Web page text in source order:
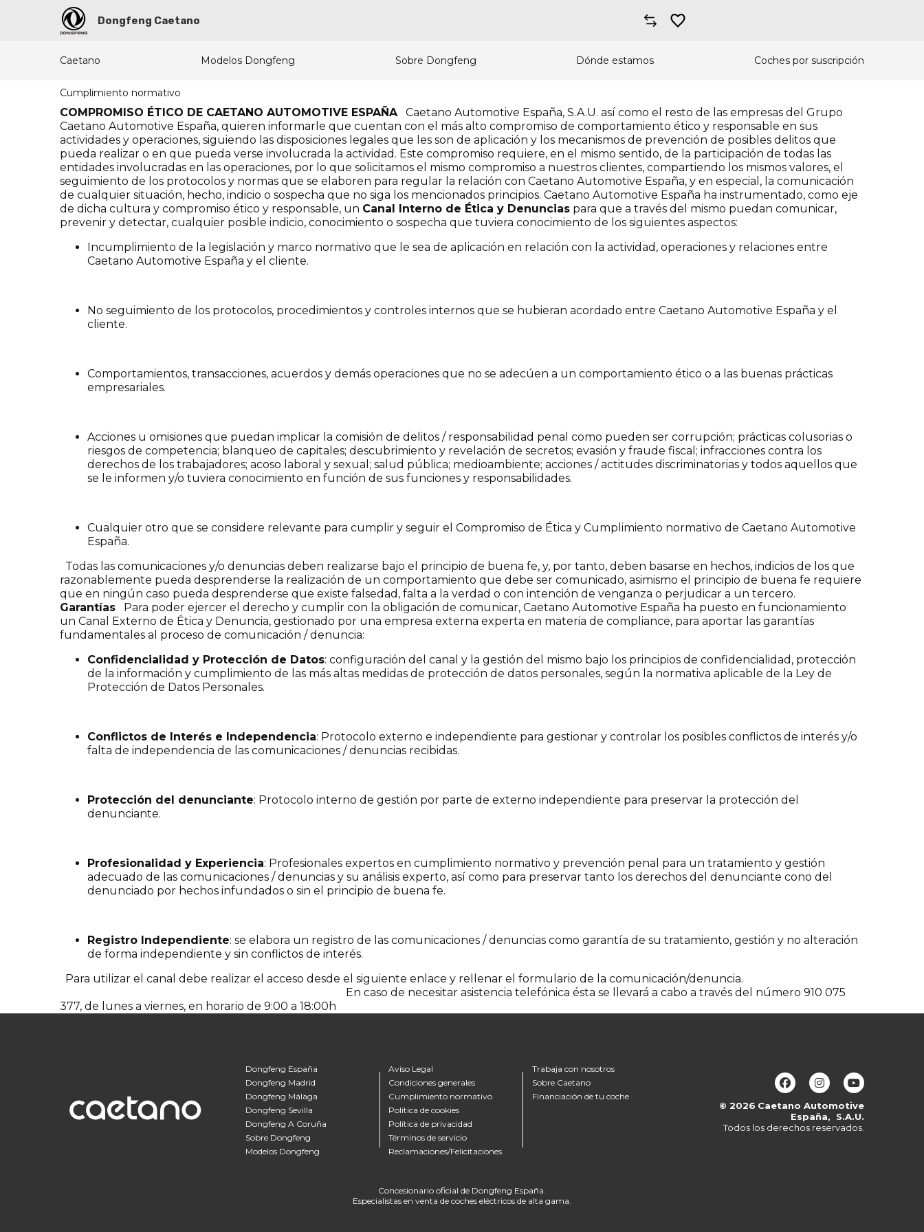
Dongfeng Caetano
Caetano Modelos Dongfeng Sobre Dongfeng Dónde estamos Coches por suscripción
Cumplimiento normativo
COMPROMISO ÉTICO DE CAETANO AUTOMOTIVE ESPAÑACaetano Automotive España, S.A.U. así como el resto de las empresas del Grupo
Caetano Automotive España, quieren informarle que cuentan con el más alto compromiso de comportamiento ético y responsable en sus
actividades y operaciones, siguiendo las disposiciones legales que les son de aplicación y los mecanismos de prevención de posibles delitos que
pueda realizar o en que pueda verse involucrada la actividad. Este compromiso requiere, en el mismo sentido, de la participación de todas las
entidades involucradas en las operaciones, por lo que solicitamos el mismo compromiso a nuestros clientes, compartiendo los mismos valores, el
seguimiento de los protocolos y normas que se elaboren para regular la relación con Caetano Automotive España, y en especial, la comunicación
de cualquier situación, hecho, indicio o sospecha que no siga los mencionados principios. Caetano Automotive España ha instrumentado, como eje
de dicha cultura y compromiso ético y responsable, un Canal Interno de Ética y Denuncias para que a través del mismo puedan comunicar,
prevenir y detectar, cualquier posible indicio, conocimiento o sospecha que tuviera conocimiento de los siguientes aspectos:
Incumplimiento de la legislación y marco normativo que le sea de aplicación en relación con la actividad, operaciones y relaciones entre
Caetano Automotive España y el cliente.
No seguimiento de los protocolos, procedimientos y controles internos que se hubieran acordado entre Caetano Automotive España y el
cliente.
Comportamientos, transacciones, acuerdos y demás operaciones que no se adecúen a un comportamiento ético o a las buenas prácticas
empresariales.
Acciones u omisiones que puedan implicar la comisión de delitos / responsabilidad penal como pueden ser corrupción; prácticas colusorias o
riesgos de competencia; blanqueo de capitales; descubrimiento y revelación de secretos; evasión y fraude fiscal; infracciones contra los
derechos de los trabajadores; acoso laboral y sexual; salud pública; medioambiente; acciones / actitudes discriminatorias y todos aquellos que
se le informen y/o tuviera conocimiento en función de sus funciones y responsabilidades.
Cualquier otro que se considere relevante para cumplir y seguir el Compromiso de Ética y Cumplimiento normativo de Caetano Automotive
España.
Todas las comunicaciones y/o denuncias deben realizarse bajo el principio de buena fe, y, por tanto, deben basarse en hechos, indicios de los que
razonablemente pueda desprenderse la realización de un comportamiento que debe ser comunicado, asimismo el principio de buena fe requiere
que en ningún caso pueda desprenderse que existe falsedad, falta a la verdad o con intención de venganza o perjudicar a un tercero.
Garantías Para poder ejercer el derecho y cumplir con la obligación de comunicar, Caetano Automotive España ha puesto en funcionamiento
un Canal Externo de Ética y Denuncia, gestionado por una empresa externa experta en materia de compliance, para aportar las garantías
fundamentales al proceso de comunicación / denuncia:
Confidencialidad y Protección de Datos: configuración del canal y la gestión del mismo bajo los principios de confidencialidad, protección
de la información y cumplimiento de las más altas medidas de protección de datos personales, según la normativa aplicable de la Ley de
Protección de Datos Personales.
Conflictos de Interés e Independencia: Protocolo externo e independiente para gestionar y controlar los posibles conflictos de interés y/o
falta de independencia de las comunicaciones / denuncias recibidas.
Protección del denunciante: Protocolo interno de gestión por parte de externo independiente para preservar la protección del
denunciante.
Profesionalidad y Experiencia: Profesionales expertos en cumplimiento normativo y prevención penal para un tratamiento y gestión
adecuado de las comunicaciones / denuncias y su análisis experto, así como para preservar tanto los derechos del denunciante cono del
denunciado por hechos infundados o sin el principio de buena fe.
Registro Independiente: se elabora un registro de las comunicaciones / denuncias como garantía de su tratamiento, gestión y no alteración
de forma independiente y sin conflictos de interés.
Para utilizar el canal debe realizar el acceso desde el siguiente enlace y rellenar el formulario de la comunicación/denuncia.
En caso de necesitar asistencia telefónica ésta se llevará a cabo a través del número 910 075
377, de lunes a viernes, en horario de 9:00 a 18:00h
Dongfeng España
Dongfeng Madrid
Dongfeng Málaga
Dongfeng Sevilla
Dongfeng A Coruña
Sobre Dongfeng
Modelos Dongfeng
Aviso Legal
Condiciones generales
Cumplimiento normativo
Política de cookies
Política de privacidad
Términos de servicio
Reclamaciones/Felicitaciones
Trabaja con nosotros
Sobre Caetano
Financiación de tu coche
© 2026 Caetano Automotive
España, S.A.U.
Todos los derechos reservados.
Concesionario oficial de Dongfeng España.
Especialistas en venta de coches eléctricos de alta gama.